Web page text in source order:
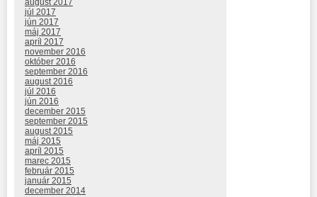
august 2017
júl 2017
jún 2017
máj 2017
apríl 2017
november 2016
október 2016
september 2016
august 2016
júl 2016
jún 2016
december 2015
september 2015
august 2015
máj 2015
apríl 2015
marec 2015
február 2015
január 2015
december 2014